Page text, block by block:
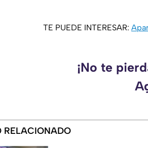
TE PUEDE INTERESAR:
¡No te
RELACIONADO